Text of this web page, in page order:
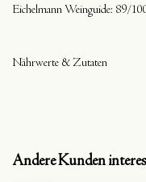
Eichelmann Weinguide: 89/
Nährwerte & Zutaten
Andere Kunden